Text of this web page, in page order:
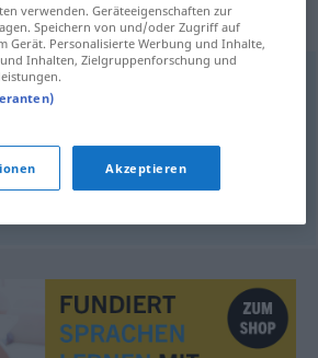
für "fragmentarisch"
,stellenweise
verwenden. Geräteeigenschaften zur
Speichern von und/oder Zugriff auf
Gerät. Personalisierte Werbung und Inhalte,
Inhalten, Zielgruppenforschung und
Akzeptieren